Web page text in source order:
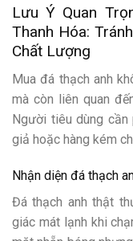
Lưu Ý Quan
Thanh Hóa:
Chất Lượng
Mua đá thạch anh
mà còn liên quan
Người tiêu dùng cần
giả hoặc hàng kém
Nhận diện đá thạch
Đá thạch anh thật
giác mát lạnh khi